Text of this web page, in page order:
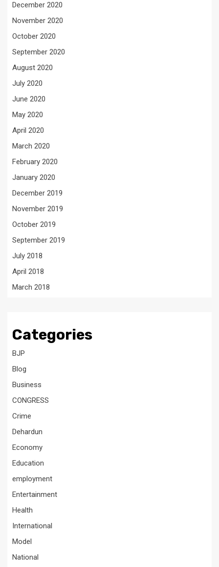
December 2020
November 2020
October 2020
September 2020
August 2020
July 2020
June 2020
May 2020
April 2020
March 2020
February 2020
January 2020
December 2019
November 2019
October 2019
September 2019
July 2018
April 2018
March 2018
Categories
BJP
Blog
Business
CONGRESS
Crime
Dehardun
Economy
Education
employment
Entertainment
Health
International
Model
National